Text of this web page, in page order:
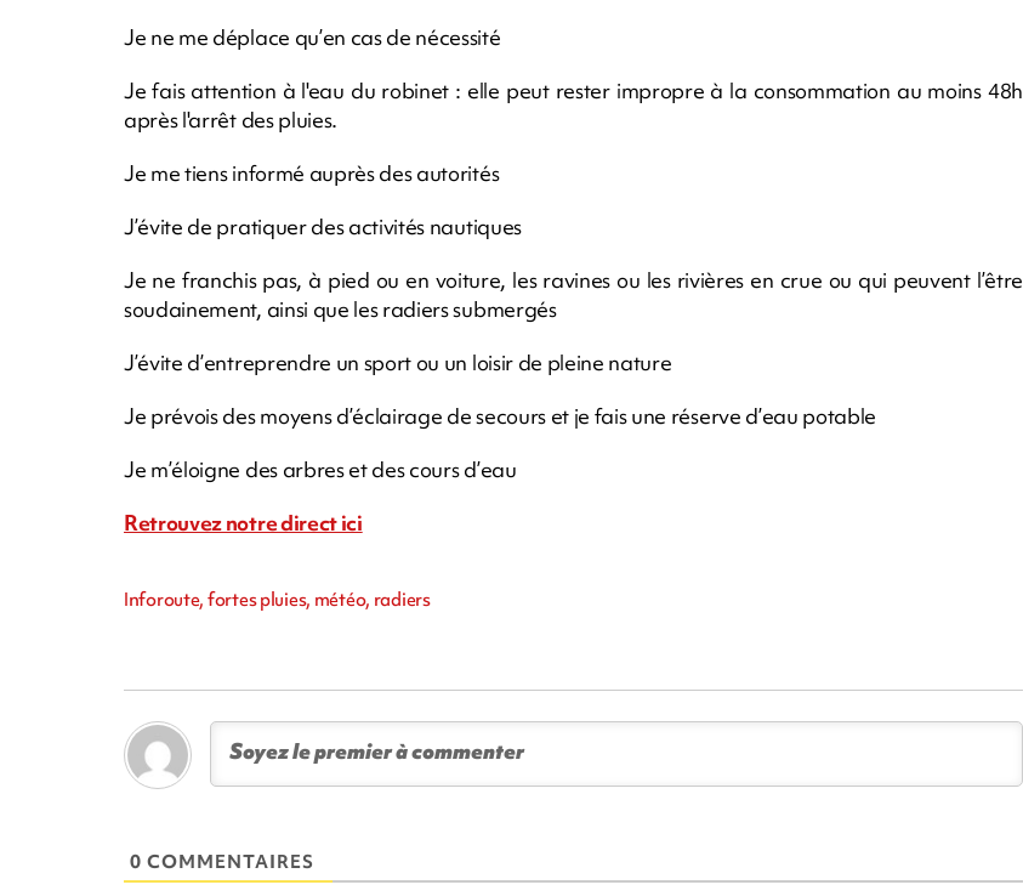
Je ne me déplace qu’en cas de nécessité
Je fais attention à l'eau du robinet : elle peut rester impropre à la consommation au moins 48h
après l'arrêt des pluies.
Je me tiens informé auprès des autorités
J’évite de pratiquer des activités nautiques
Je ne franchis pas, à pied ou en voiture, les ravines ou les rivières en crue ou qui peuvent l’être
soudainement, ainsi que les radiers submergés
J’évite d’entreprendre un sport ou un loisir de pleine nature
Je prévois des moyens d’éclairage de secours et je fais une réserve d’eau potable
Je m’éloigne des arbres et des cours d’eau
Retrouvez notre direct ici
Inforoute, fortes pluies, météo, radiers
0 COMMENTAIRES